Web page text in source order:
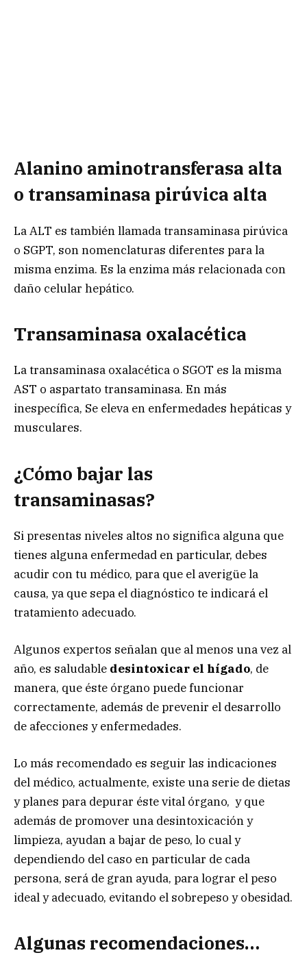
Alanino aminotransferasa alta
o transaminasa pirúvica alta
La ALT es también llamada transaminasa pirúvica
o SGPT, son nomenclaturas diferentes para la
misma enzima. Es la enzima más relacionada con
daño celular hepático.
Transaminasa oxalacética
La transaminasa oxalacética o SGOT es la misma
AST o aspartato transaminasa. En más
inespecífica, Se eleva en enfermedades hepáticas y
musculares.
¿Cómo bajar las
transaminasas?
Si presentas niveles altos no significa alguna que
tienes alguna enfermedad en particular, debes
acudir con tu médico, para que el averigüe la
causa, ya que sepa el diagnóstico te indicará el
tratamiento adecuado.
Algunos expertos señalan que al menos una vez al
año, es saludable desintoxicar el hígado, de
manera, que éste órgano puede funcionar
correctamente, además de prevenir el desarrollo
de afecciones y enfermedades.
Lo más recomendado es seguir las indicaciones
del médico, actualmente, existe una serie de dietas
y planes para depurar éste vital órgano, y que
además de promover una desintoxicación y
limpieza, ayudan a bajar de peso, lo cual y
dependiendo del caso en particular de cada
persona, será de gran ayuda, para lograr el peso
ideal y adecuado, evitando el sobrepeso y obesidad.
Algunas recomendaciones…